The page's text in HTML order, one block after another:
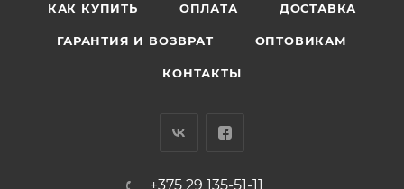
КАК КУПИТЬ ОПЛАТА ДОСТАВКА
ГАРАНТИЯ И ВОЗВРАТ ОПТОВИКАМ
КОНТАКТЫ
+375 29 135-51-11